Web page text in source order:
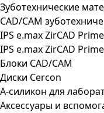
Зуботехнические
CAD/CAM
IPS e.max ZirCAD Prime
IPS e.max ZirCAD
Блоки CAD/CAM
Диски Cercon
А-силикон для
Аксессуары и